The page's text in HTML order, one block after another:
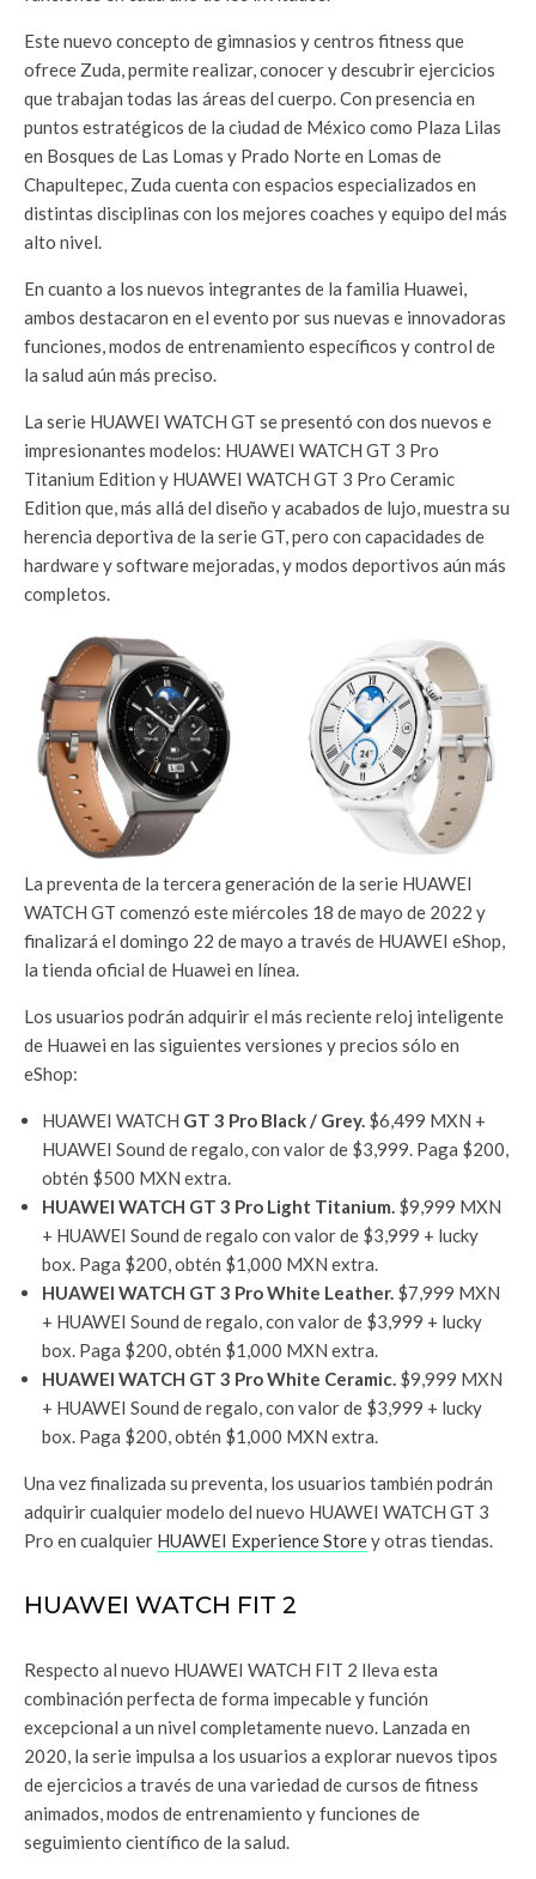
Este nuevo concepto de gimnasios y centros fitness que
ofrece Zuda, permite realizar, conocer y descubrir ejercicios
que trabajan todas las áreas del cuerpo. Con presencia en
puntos estratégicos de la ciudad de México como Plaza Lilas
en Bosques de Las Lomas y Prado Norte en Lomas de
Chapultepec, Zuda cuenta con espacios especializados en
distintas disciplinas con los mejores coaches y equipo del más
alto nivel.
En cuanto a los nuevos integrantes de la familia Huawei,
ambos destacaron en el evento por sus nuevas e innovadoras
funciones, modos de entrenamiento específicos y control de
la salud aún más preciso.
La serie HUAWEI WATCH GT se presentó con dos nuevos e
impresionantes modelos: HUAWEI WATCH GT 3 Pro
Titanium Edition y HUAWEI WATCH GT 3 Pro Ceramic
Edition que, más allá del diseño y acabados de lujo, muestra su
herencia deportiva de la serie GT, pero con capacidades de
hardware y software mejoradas, y modos deportivos aún más
completos.
La preventa de la tercera generación de la serie HUAWEI
WATCH GT comenzó este miércoles 18 de mayo de 2022 y
finalizará el domingo 22 de mayo a través de HUAWEI eShop,
la tienda oficial de Huawei en línea.
Los usuarios podrán adquirir el más reciente reloj inteligente
de Huawei en las siguientes versiones y precios sólo en
eShop:
HUAWEI WATCH GT 3 Pro Black / Grey. $6,499 MXN +
HUAWEI Sound de regalo, con valor de $3,999. Paga $200,
obtén $500 MXN extra.
HUAWEI WATCH GT 3 Pro Light Titanium. $9,999 MXN
+ HUAWEI Sound de regalo con valor de $3,999 + lucky
box. Paga $200, obtén $1,000 MXN extra.
HUAWEI WATCH GT 3 Pro White Leather. $7,999 MXN
+ HUAWEI Sound de regalo, con valor de $3,999 + lucky
box. Paga $200, obtén $1,000 MXN extra.
HUAWEI WATCH GT 3 Pro White Ceramic. $9,999 MXN
+ HUAWEI Sound de regalo, con valor de $3,999 + lucky
box. Paga $200, obtén $1,000 MXN extra.
Una vez finalizada su preventa, los usuarios también podrán
adquirir cualquier modelo del nuevo HUAWEI WATCH GT 3
Pro en cualquier HUAWEI Experience Storey otras tiendas.
HUAWEI WATCH FIT 2
Respecto al nuevo HUAWEI WATCH FIT 2 lleva esta
combinación perfecta de forma impecable y función
excepcional a un nivel completamente nuevo. Lanzada en
2020, la serie impulsa a los usuarios a explorar nuevos tipos
de ejercicios a través de una variedad de cursos de fitness
animados, modos de entrenamiento y funciones de
seguimiento científico de la salud.